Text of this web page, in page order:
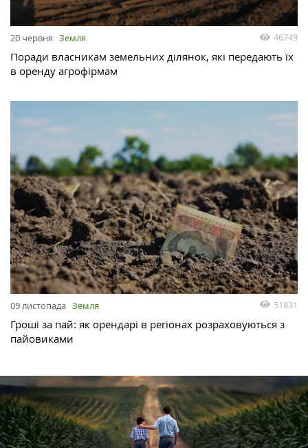
20 червня Земля 46749
Поради власникам земельних ділянок, які передають їх
в оренду агрофірмам
09 листопада Земля 51831
Гроші за пай: як орендарі в регіонах розраховуються з
пайовиками